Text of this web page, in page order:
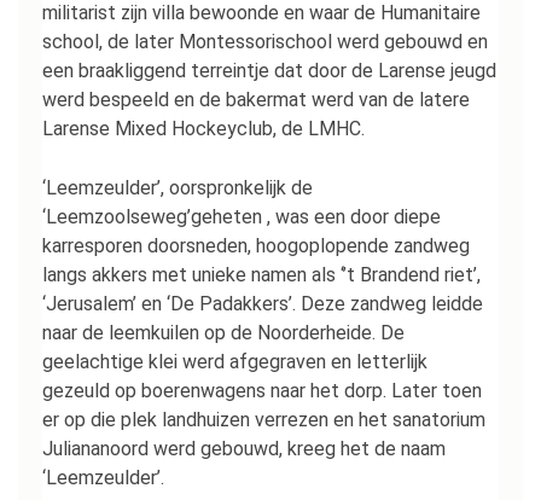
militarist zijn villa bewoonde en waar de Humanitaire
school, de later Montessorischool werd gebouwd en
een braakliggend terreintje dat door de Larense jeugd
werd bespeeld en de bakermat werd van de latere
Larense Mixed Hockeyclub, de LMHC.
‘Leemzeulder’, oorspronkelijk de
‘Leemzoolseweg’geheten , was een door diepe
karresporen doorsneden, hoogoplopende zandweg
langs akkers met unieke namen als ‘’t Brandend riet’,
‘Jerusalem’ en ‘De Padakkers’. Deze zandweg leidde
naar de leemkuilen op de Noorderheide. De
geelachtige klei werd afgegraven en letterlijk
gezeuld op boerenwagens naar het dorp. Later toen
er op die plek landhuizen verrezen en het sanatorium
Juliananoord werd gebouwd, kreeg het de naam
‘Leemzeulder’.